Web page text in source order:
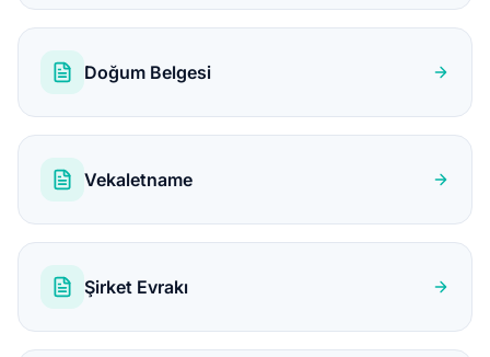
Doğum Belgesi
Vekaletname
Şirket Evrakı